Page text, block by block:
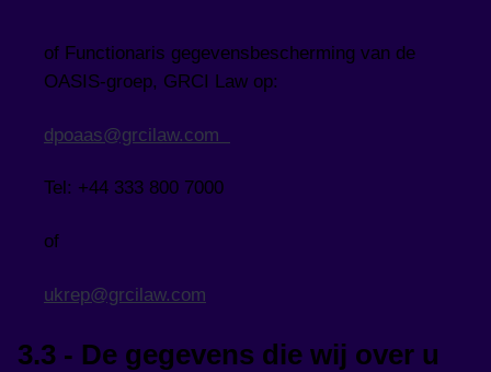
of Functionaris gegevensbescherming van de
OASIS-groep, GRCI Law op:
dpoaas@grcilaw.com
Tel: +44 333 800 7000
of
ukrep@grcilaw.com
3.3 - De gegevens die wij over u